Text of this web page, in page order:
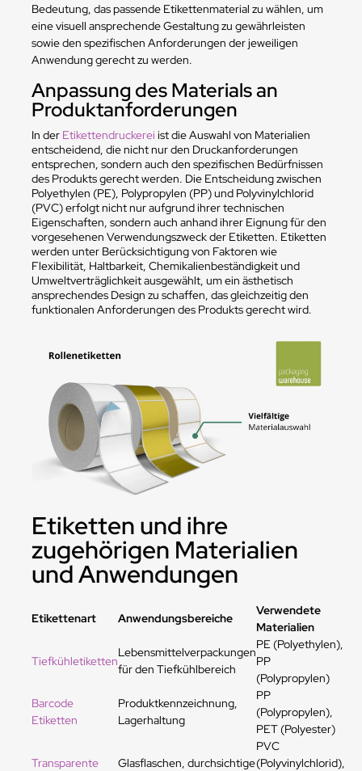
Bedeutung, das passende Etikettenmaterial zu wählen, um
eine visuell ansprechende Gestaltung zu gewährleisten
sowie den spezifischen Anforderungen der jeweiligen
Anwendung gerecht zu werden.
Anpassung des Materials an
Produktanforderungen
In der Etikettendruckerei ist die Auswahl von Materialien
entscheidend, die nicht nur den Druckanforderungen
entsprechen, sondern auch den spezifischen Bedürfnissen
des Produkts gerecht werden. Die Entscheidung zwischen
Polyethylen (PE), Polypropylen (PP) und Polyvinylchlorid
(PVC) erfolgt nicht nur aufgrund ihrer technischen
Eigenschaften, sondern auch anhand ihrer Eignung für den
vorgesehenen Verwendungszweck der Etiketten. Etiketten
werden unter Berücksichtigung von Faktoren wie
Flexibilität, Haltbarkeit, Chemikalienbeständigkeit und
Umweltverträglichkeit ausgewählt, um ein ästhetisch
ansprechendes Design zu schaffen, das gleichzeitig den
funktionalen Anforderungen des Produkts gerecht wird.
Etiketten und ihre
zugehörigen Materialien
und Anwendungen
Etikettenart Anwendungsbereiche
Verwendete
Materialien
Tiefkühletiketten
Lebensmittelverpackungen
für den Tiefkühlbereich
PE (Polyethylen),
PP
(Polypropylen)
Barcode
Etiketten
Produktkennzeichnung,
Lagerhaltung
PP
(Polypropylen),
PET (Polyester)
Transparente
Glasflaschen, durchsichtige
PVC
(Polyvinylchlorid),